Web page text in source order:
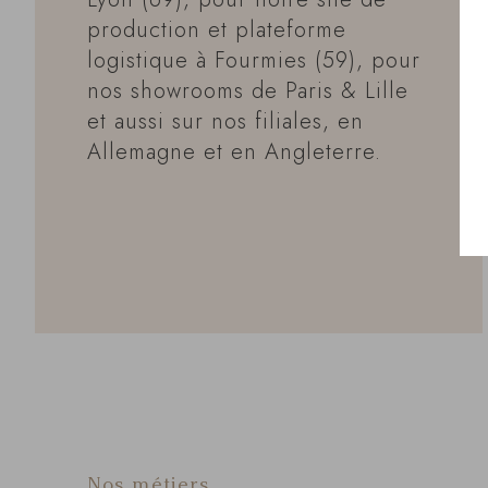
production et plateforme
logistique à Fourmies (59), pour
nos showrooms de Paris & Lille
et aussi sur nos filiales, en
Allemagne et en Angleterre.